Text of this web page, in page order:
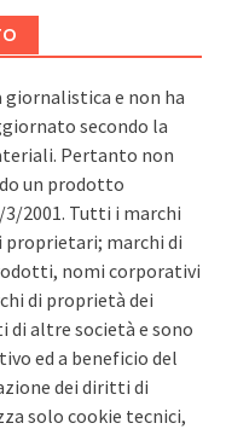
e non ha
secondo la
Pertanto non
un prodotto
3/2001. Tutti i marchi
marchi di
nomi corporativi
di proprietà dei
altre società e sono
ed a beneficio del
dei diritti di
solo cookie tecnici,